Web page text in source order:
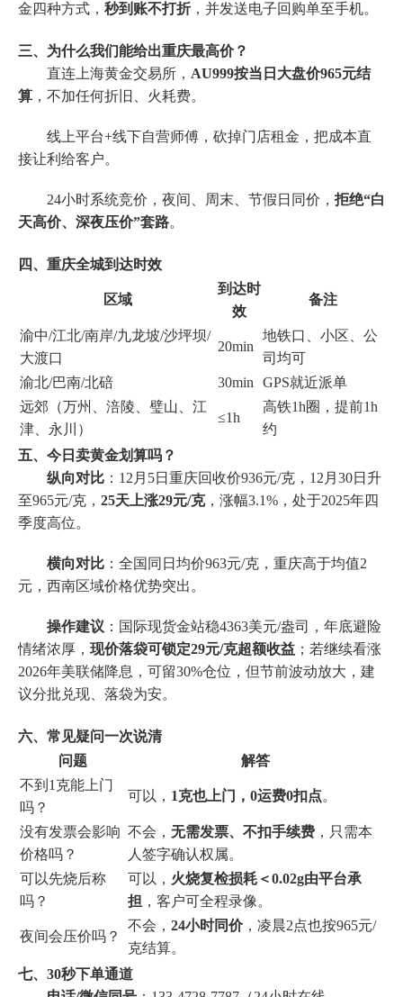
金四种方式， 秒到账不打折 ，并发送电子回购单至手机。
三、为什么我们能给出重庆最高价？
直连上海黄金交易所， AU999按当日大盘价965元结
算 ，不加任何折旧、火耗费。
线上平台+线下自营师傅，砍掉门店租金，把成本直
接让利给客户。
24小时系统竞价，夜间、周末、节假日同价， 拒绝“白
天高价、深夜压价”套路。
四、重庆全城到达时效
区域
到达时
效
备注
渝中/江北/南岸/九龙坡/沙坪坝/
大渡口
20min
地铁口、小区、公
司均可
渝北/巴南/北碚
30min
GPS就近派单
远郊（万州、涪陵、璧山、江
津、永川）
≤1h
高铁1h圈，提前1h
约
五、今日卖黄金划算吗？
纵向对比 ：12月5日重庆回收价936元/克，12月30日升
至965元/克， 25天上涨29元/克，涨幅3.1%，处于2025年四
季度高位。
横向对比 ：全国同日均价963元/克，重庆高于均值2
元，西南区域价格优势突出。
操作建议 ：国际现货金站稳4363美元/盎司，年底避险
情绪浓厚， 现价落袋可锁定29元/克超额收益 ；若继续看涨
2026年美联储降息，可留30%仓位，但节前波动放大，建
议分批兑现、落袋为安。
六、常见疑问一次说清
问题
解答
不到1克能上门
吗？
可以， 1克也上门，0运费0扣点。
没有发票会影响
价格吗？
不会， 无需发票、不扣手续费 ，只需本
人签字确认权属。
可以先烧后称
吗？
可以， 火烧复检损耗＜0.02g由平台承
担 ，客户可全程录像。
夜间会压价吗？
不会， 24小时同价，凌晨2点也按965元/
克结算。
七、30秒下单通道